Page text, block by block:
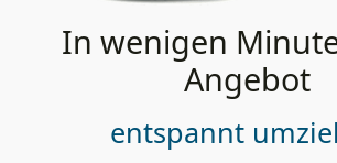
In wenigen
Angebot
entspannt